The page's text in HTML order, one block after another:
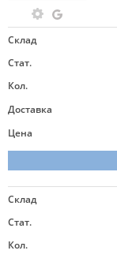
Склад
Стат.
Кол.
Доставка
Цена
Склад
Стат.
Кол.